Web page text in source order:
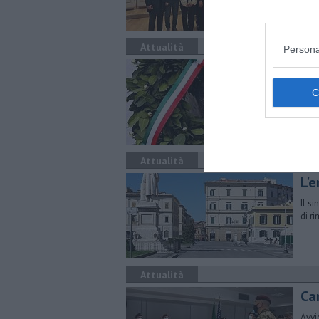
Attualità
Al
Attualità
Il
di
Attualità